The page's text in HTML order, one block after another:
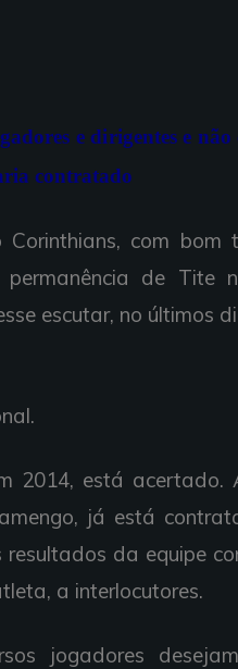
e dirigentes e
contratado
com bom
de Tite
escutar, no últimos
2014, está acertado.
já está
da equipe
a interlocutores.
jogadores